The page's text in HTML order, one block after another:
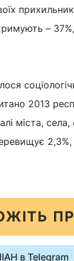
–
2013
міста, села,
в Telegram